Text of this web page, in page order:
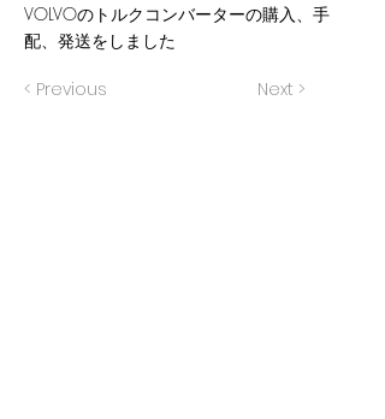
VOLVOのトルクコンバーターの購入、手
配、発送をしました
< Previous Next >